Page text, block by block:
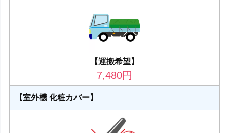
【運搬希望】
7,480円
【室外機 化粧カバー】